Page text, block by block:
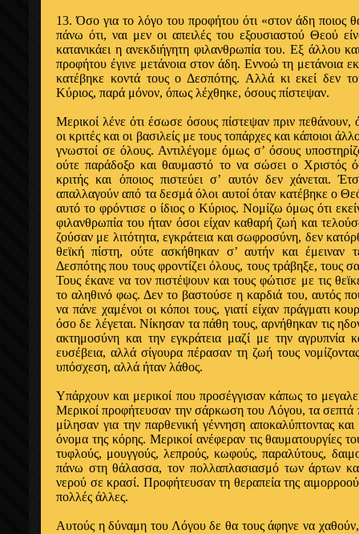
13. Όσο για το λόγο του προφήτου ότι «στον άδη ποιος
πάνω ότι, ναι μεν οι απειλές του εξουσιαστού Θεού
κατανικάει η ανεκ­διήγητη φιλανθρωπία του. Εξ άλλου
προφήτου έγινε μετάνοια στον άδη. Εννοώ τη μετάνοια
κατέβηκε κοντά τους ο Δεσπότης. Αλλά κι εκεί δεν
Κύριος, παρά μόνον, όπως λέχθηκε, όσους πίστε­ψαν.
Μερικοί λένε ότι έσωσε όσους πίστεψαν πριν πεθάνουν,
οι κρι­τές και οι βασιλείς με τους τοπάρχες και κάποιοι
γνωστοί σε όλους. Αντιλέγομε όμως σ’ όσους
ούτε παράδοξο και θαυ­μαστό το να σώσει ο Χριστός
κριτής και όποιος πιστεύει σ’ αυ­τόν δεν χάνεται.
απαλλαγούν από τα δεσμά όλοι αυτοί όταν κατέ­βηκε ο
αυτό το φρόντισε ο ίδιος ο Κύριος. Νομίζω όμως ότι
φιλανθρωπία του ήταν όσοι είχαν καθαρή ζωή και
ζούσαν με λιτότητα, εγκράτεια και σωφροσύνη, δεν
θεϊκή πίστη, ούτε ασκήθη­καν σ’ αυτήν και έμειναν
Δεσπότης που τους φροντίζει όλους, τους τράβηξε, τους
Τους έκανε να τον πιστέψουν και τους φώτισε με τις
το αληθι­νό φως. Δεν το βαστούσε η καρδιά του, αυτός
να πάνε χαμένοι οι κόποι τους, γιατί είχαν πράγματι
όσο δε λέγεται. Νίκησαν τα πάθη τους, αρνήθηκαν τις
ακτημοσύνη και την εγκράτεια μαζί με την
ευσέβεια, αλλά σίγουρα πέρασαν τη ζωή τους
υπόσχε­ση, αλλά ήταν λάθος.
Υπάρχουν και μερικοί που προσέγγισαν κά­πως το
Με­ρικοί προφήτευσαν την σάρκωση του Λόγου, τα σεπτά
μίλησαν για την παρθενική γέννηση αποκαλύπτοντας
όνομα της κόρης. Μερικοί ανέφεραν τις θαυματουργίες
τυφλούς, μουγγούς, λεπρούς, κωφούς, παραλύτους,
πάνω στη θάλασσα, τον πολλαπλασια­σμό των άρτων
νερού σε κρασί. Προφήτευσαν τη θεραπεία της
πολλές άλλες.
Αυτούς η δύναμη του Λόγου δε θα τους άφηνε να